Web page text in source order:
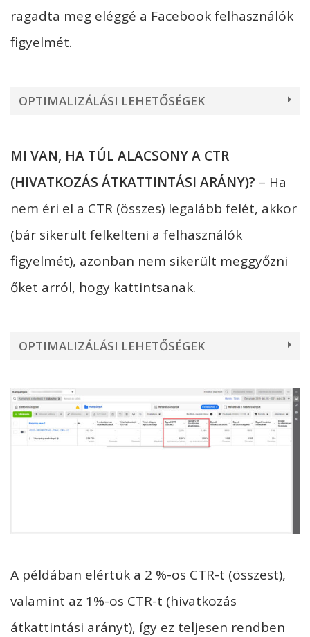
ragadta meg eléggé a Facebook felhasználók
figyelmét.
OPTIMALIZÁLÁSI LEHETŐSÉGEK
MI VAN, HA TÚL ALACSONY A CTR
(HIVATKOZÁS ÁTKATTINTÁSI ARÁNY)? – Ha
nem éri el a CTR (összes) legalább felét, akkor
(bár sikerült felkelteni a felhasználók
figyelmét), azonban nem sikerült meggyőzni
őket arról, hogy kattintsanak.
OPTIMALIZÁLÁSI LEHETŐSÉGEK
A példában elértük a 2 %-os CTR-t (összest),
valamint az 1%-os CTR-t (hivatkozás
átkattintási arányt), így ez teljesen rendben